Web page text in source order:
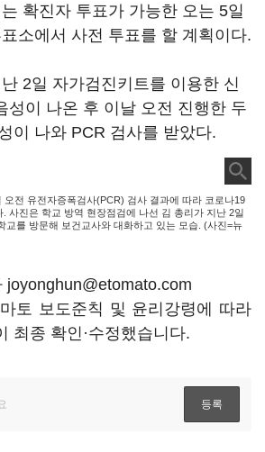
확진자 투표가 가능한 오는 5일
소에서 사전 투표를 할 계획이다.
2일 자가검진키트를 이용한 신
성이 나온 후 이날 오전 진행한 두
이 나와 PCR 검사를 받았다.
오전 유전자증폭검사(PCR) 검사 결과에 따라 코로나19
사진은 학교 방역 현장점검에 나선 김 총리가 지난 2일
교를 방문해 보건교사와 대화하고 있는 모습. (사진=뉴
joyonghun@etomato.com
토 보도준칙 및 윤리강령에 따라
최종 확인·수정했습니다.